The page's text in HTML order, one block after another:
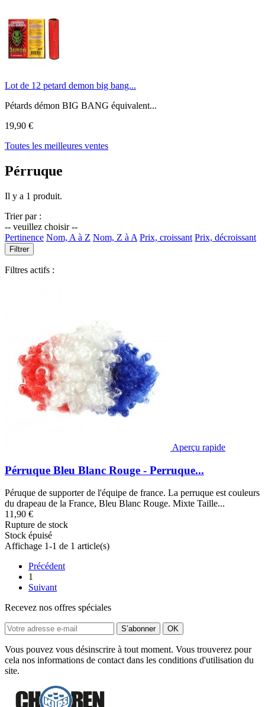
Lot de 12 petard demon big bang...
Pétards démon BIG BANG équivalent...
19,90 €
Toutes les meilleures ventes
Pérruque
Il y a 1 produit.
Trier par :
-- veuillez choisir --
Pertinence Nom, A à Z Nom, Z à A Prix, croissant Prix, décroissant
Filtrer
Filtres actifs :
Aperçu rapide
Pérruque Bleu Blanc Rouge - Perruque...
Péruque de supporter de l'équipe de france. La perruque est couleurs
du drapeau de la France, Bleu Blanc Rouge. Mixte Taille...
11,90 €
Rupture de stock
Stock épuisé
Affichage 1-1 de 1 article(s)
Précédent
1
Suivant
Recevez nos offres spéciales
Vous pouvez vous désinscrire à tout moment. Vous trouverez pour
cela nos informations de contact dans les conditions d'utilisation du
site.